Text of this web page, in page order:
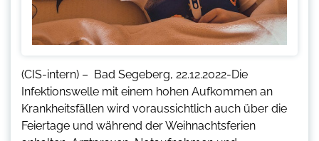
(CIS-intern) – Bad Segeberg, 22.12.2022-Die
Infektionswelle mit einem hohen Aufkommen an
Krankheitsfällen wird voraussichtlich auch über die
Feiertage und während der Weihnachtsferien